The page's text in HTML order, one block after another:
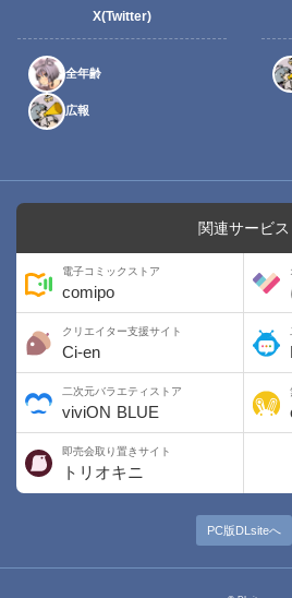
X(Twitter)
全年齢
広報
関連サービス
電子コミックストア
comipo
クリエイター支援サイト
Ci-en
二次元バラエティストア
viviON BLUE
即売会取り置きサイト
トリオキニ
PC版DLsiteへ